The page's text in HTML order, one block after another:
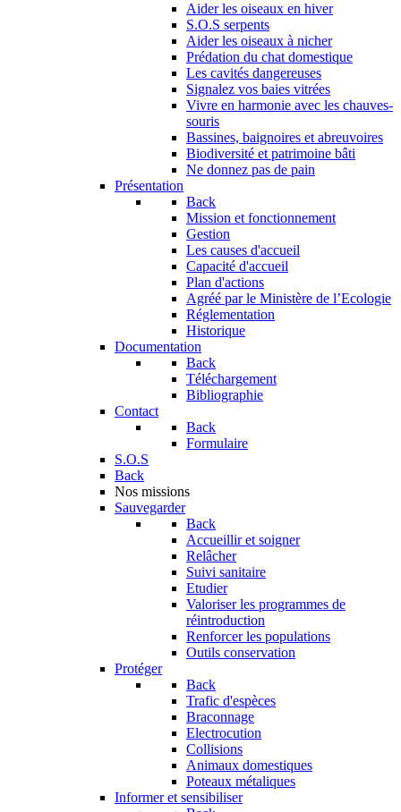
Aider les oiseaux en hiver
S.O.S serpents
Aider les oiseaux à nicher
Prédation du chat domestique
Les cavités dangereuses
Signalez vos baies vitrées
Vivre en harmonie avec les chauves-
souris
Bassines, baignoires et abreuvoires
Biodiversité et patrimoine bâti
Ne donnez pas de pain
Présentation
Back
Mission et fonctionnement
Gestion
Les causes d'accueil
Capacité d'accueil
Plan d'actions
Agréé par le Ministère de l’Ecologie
Réglementation
Historique
Documentation
Back
Téléchargement
Bibliographie
Contact
Back
Formulaire
S.O.S
Back
Nos missions
Sauvegarder
Back
Accueillir et soigner
Relâcher
Suivi sanitaire
Etudier
Valoriser les programmes de
réintroduction
Renforcer les populations
Outils conservation
Protéger
Back
Trafic d'espèces
Braconnage
Electrocution
Collisions
Animaux domestiques
Poteaux métaliques
Informer et sensibiliser